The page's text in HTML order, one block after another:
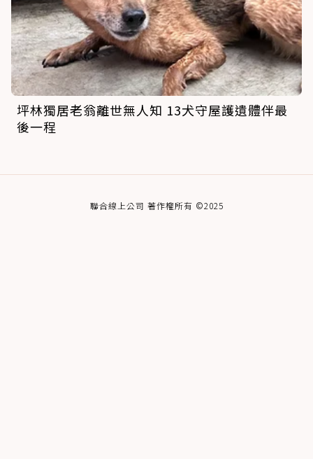
坪林獨居老翁離世無人知 13犬守屋護遺體伴最
後一程
聯合線上公司 著作權所有 ©2025